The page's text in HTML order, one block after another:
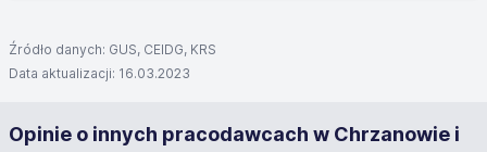
Źródło danych: GUS, CEIDG, KRS
Data aktualizacji: 16.03.2023
Opinie o innych pracodawcach w Chrzanowie i